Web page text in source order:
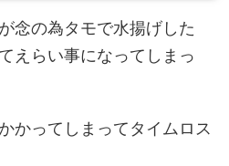
念の為タモで水揚げした
えらい事になってしまっ
かってしまってタイムロス